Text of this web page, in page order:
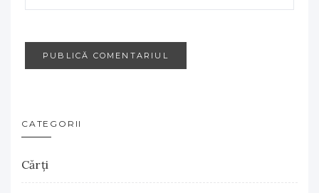
CATEGORII
Cărţi